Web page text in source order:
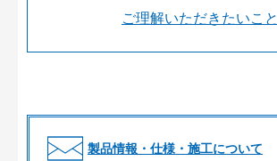
ご理解いただきたいこと
製品情報・仕様・施工について